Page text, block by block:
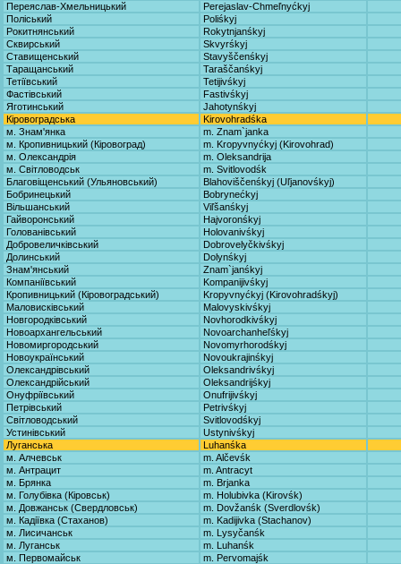
Переяслав-Хмельницький
Perejaslav-Chmeľnyćkyj
Поліський
Poliśkyj
Рокитнянський
Rokytnjanśkyj
Сквирський
Skvyrśkyj
Ставищенський
Stavyščenśkyj
Таращанський
Taraščanśkyj
Тетіївський
Tetijivśkyj
Фастівський
Fastivśkyj
Яготинський
Jahotynśkyj
Кіровоградська
Kirovohradśka
м. Знам'янка
m. Znam`janka
м. Кропивницький (Кіровоград)
m. Kropyvnyćkyj (Kirovohrad)
м. Олександрія
m. Oleksandrija
м. Світловодськ
m. Svitlovodśk
Благовіщенський (Ульяновський)
Blahoviščenśkyj (Uľjanovśkyj)
Бобринецький
Bobrynećkyj
Вільшанський
Viľšanśkyj
Гайворонський
Hajvoronśkyj
Голованівський
Holovanivśkyj
Добровеличківський
Dobrovelyčkivśkyj
Долинський
Dolynśkyj
Знам'янський
Znam`janśkyj
Компаніївський
Kompanijivśkyj
Кропивницький (Кіровоградський)
Kropyvnyćkyj (Kirovohradśkyj)
Маловисківський
Malovyskivśkyj
Новгородківський
Novhorodkivśkyj
Новоархангельський
Novoarchanheľśkyj
Новомиргородський
Novomyrhorodśkyj
Новоукраїнський
Novoukrajinśkyj
Олександрівський
Oleksandrivśkyj
Олександрійський
Oleksandrijśkyj
Онуфріївський
Onufrijivśkyj
Петрівський
Petrivśkyj
Світловодський
Svitlovodśkyj
Устинівський
Ustynivśkyj
Луганська
Luhanśka
м. Алчевськ
m. Alčevśk
м. Антрацит
m. Antracyt
м. Брянка
m. Brjanka
м. Голубівка (Кіровськ)
m. Holubivka (Kirovśk)
м. Довжанськ (Свердловськ)
m. Dovžanśk (Sverdlovśk)
м. Кадіївка (Стаханов)
m. Kadijivka (Stachanov)
м. Лисичанськ
m. Lysyčanśk
м. Луганськ
m. Luhanśk
м. Первомайськ
m. Pervomajśk